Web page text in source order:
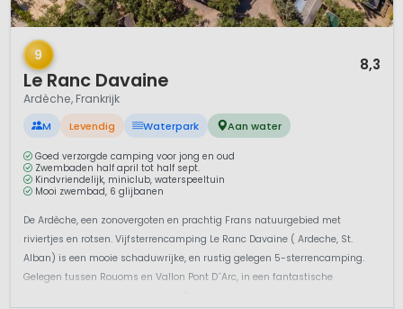
1 / 12
9
Le Ranc Davaine
8,3
Ardèche, Frankrijk
M Levendig Waterpark Aan water
Goed verzorgde camping voor jong en oud
Zwembaden half april tot half sept.
Kindvriendelijk, miniclub, waterspeeltuin
Mooi zwembad, 6 glijbanen
De Ardèche, een zonovergoten en prachtig Frans natuurgebied met
riviertjes en rotsen. Vijfsterrencamping Le Ranc Davaine ( Ardeche, St.
Alban) is een mooie schaduwrijke, en rustig gelegen 5-sterrencamping.
Gelegen tussen Rouoms en Vallon Pont D´Arc, in een fantastische